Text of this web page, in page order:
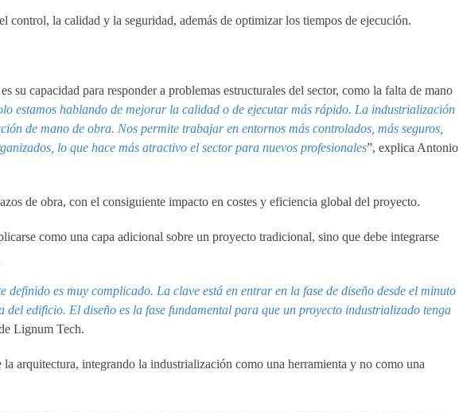
control, la calidad y la seguridad, además de optimizar los tiempos de ejecución.
su capacidad para responder a problemas estructurales del sector, como la falta de mano
estamos hablando de mejorar la calidad o de ejecutar más rápido. La industrialización
de mano de obra. Nos permite trabajar en entornos más controlados, más seguros,
lo que hace más atractivo el sector para nuevos profesionales”, explica Antonio
de obra, con el consiguiente impacto en costes y eficiencia global del proyecto.
como una capa adicional sobre un proyecto tradicional, sino que debe integrarse
es muy complicado. La clave está en entrar en la fase de diseño desde el minuto
edificio. El diseño es la fase fundamental para que un proyecto industrializado tenga
Lignum Tech.
arquitectura, integrando la industrialización como una herramienta y no como una